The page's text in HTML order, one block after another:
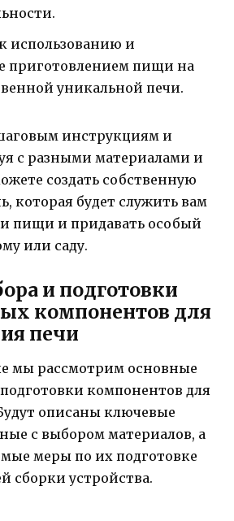
использованию и
приготовлением пищи на
уникальной печи.
инструкциям и
с разными материалами и
создать собственную
которая будет служить вам
пищи и придавать особый
или саду.
и подготовки
компонентов для
печи
мы рассмотрим основные
компонентов для
описаны ключевые
с выбором материалов, а
меры по их подготовке
сборки устройства.